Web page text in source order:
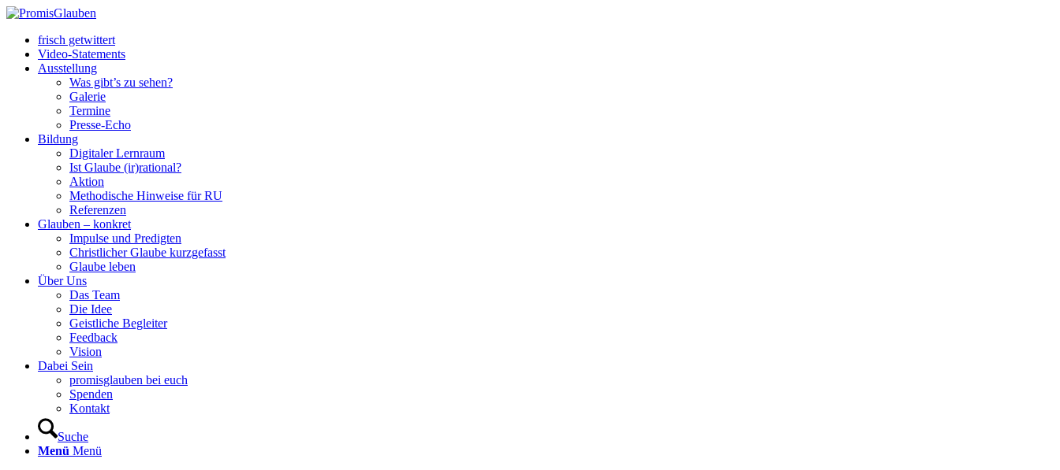
frisch getwittert
Video-Statements
Ausstellung
Was gibt’s zu sehen?
Galerie
Termine
Presse-Echo
Bildung
Digitaler Lernraum
Ist Glaube (ir)rational?
Aktion
Methodische Hinweise für RU
Referenzen
Glauben – konkret
Impulse und Predigten
Christlicher Glaube kurzgefasst
Glaube leben
Über Uns
Das Team
Die Idee
Geistliche Begleiter
Feedback
Vision
Dabei Sein
promisglauben bei euch
Spenden
Kontakt
Suche
Menü Menü